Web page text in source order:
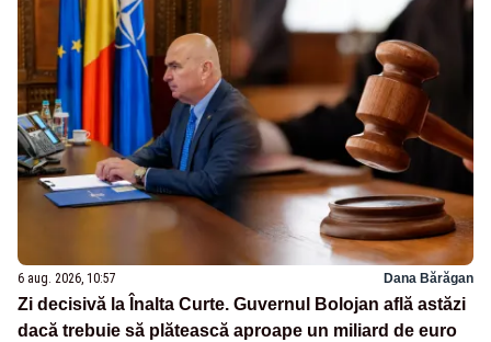
6 aug. 2026, 10:57 Dana Bărăgan
Zi decisivă la Înalta Curte. Guvernul Bolojan află astăzi
dacă trebuie să plătească aproape un miliard de euro